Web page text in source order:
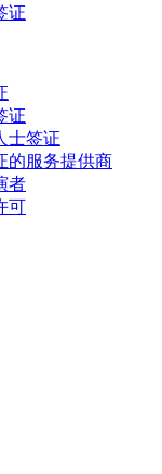
证
证
士签证
的服务提供商
者
可